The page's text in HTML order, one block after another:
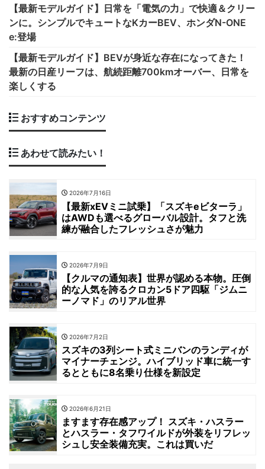
【最新モデルガイド】日常を「電気の力」で快適＆クリー
ンに。シンプルでキュートなKカーBEV、ホンダN-ONE
e:登場
【最新モデルガイド】BEVが身近な存在になってきた！
最新の日産リーフは、航続距離700kmオーバー、日常を
楽しくする
おすすめコンテンツ
あわせて読みたい！
2026年7月16日
【最新xEVミニ試乗】「スズキeビターラ」
はAWDも選べるグローバル設計。タフと洗
練が融合したフレッシュさが魅力
2026年7月9日
【クルマの通知表】世界が認める本物。圧倒
的な人気を誇るクロカン5ドア四駆「ジムニ
ーノマド」のリアル世界
2026年7月2日
スズキの3列シート式ミニバンのランディが
マイナーチェンジ。ハイブリッド車に統一す
るとともに8名乗り仕様を新設定
2026年6月21日
ますます存在感アップ！ スズキ・ハスラー
とハスラー・タフワイルドが外装をリフレッ
シュし安全装備充実。これは買いだ